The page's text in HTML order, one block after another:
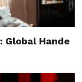
Global Hande